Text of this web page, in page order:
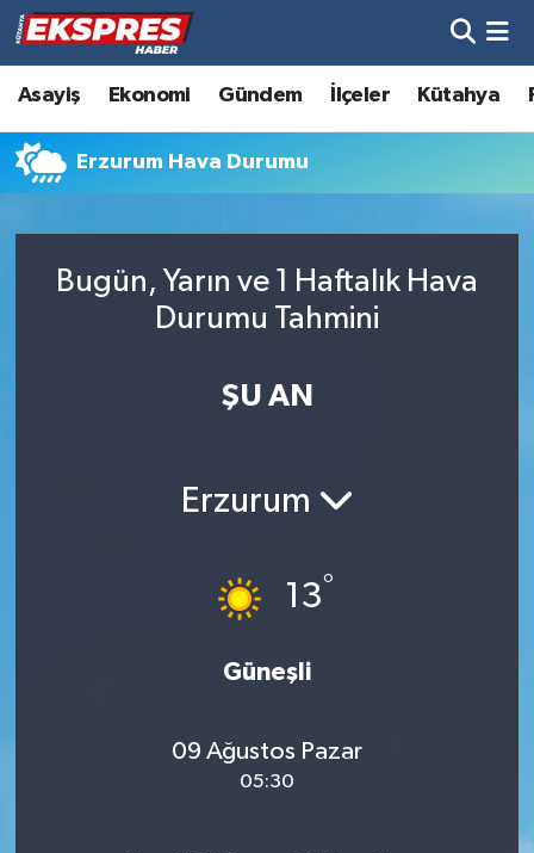
Asayiş Ekonomi Gündem İlçeler Kütahya
Erzurum Hava Durumu
Bugün, Yarın ve 1 Haftalık Hava
Durumu Tahmini
ŞU AN
Erzurum
13°
Güneşli
09 Ağustos Pazar
05:30
Altıntaş
Asayiş
Biyografiler
Hava Durumu
Trafik Durumu
Tüm Manşetler
Son Dakika Haberleri